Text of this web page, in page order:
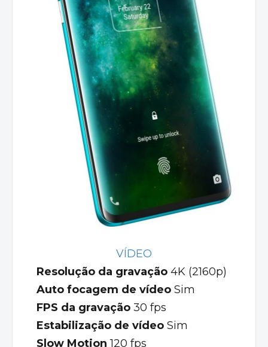
VÍDEO
Resolução da gravação 4K (2160p)
Auto focagem de vídeo Sim
FPS da gravação 30 fps
Estabilização de vídeo Sim
Slow Motion120 fps